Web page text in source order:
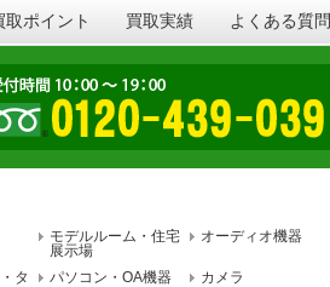
取ポイント 買取実績 よくある質問
モデルルーム・住宅
展示場
オーディオ機器
タ
パソコン・OA機器 カメラ